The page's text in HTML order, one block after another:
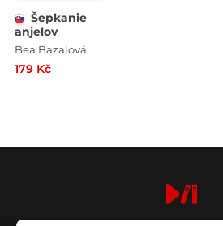
Šepkanie
anjelov
Bea Bazalová
179 Kč